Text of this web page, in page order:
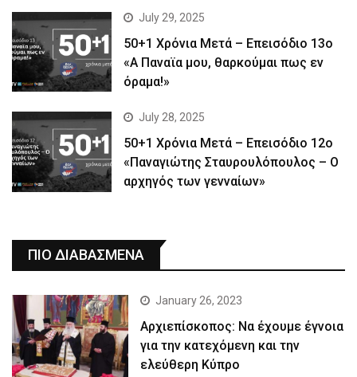
July 29, 2025
50+1 Χρόνια Μετά – Επεισόδιο 13ο
«Α Παναϊα μου, θαρκούμαι πως εν
όραμα!»
July 28, 2025
50+1 Χρόνια Μετά – Επεισόδιο 12ο
«Παναγιώτης Σταυρουλόπουλος – Ο
αρχηγός των γενναίων»
ΠΙΟ ΔΙΑΒΑΣΜΕΝΑ
January 26, 2023
Αρχιεπίσκοπος: Να έχουμε έγνοια
για την κατεχόμενη και την
ελεύθερη Κύπρο